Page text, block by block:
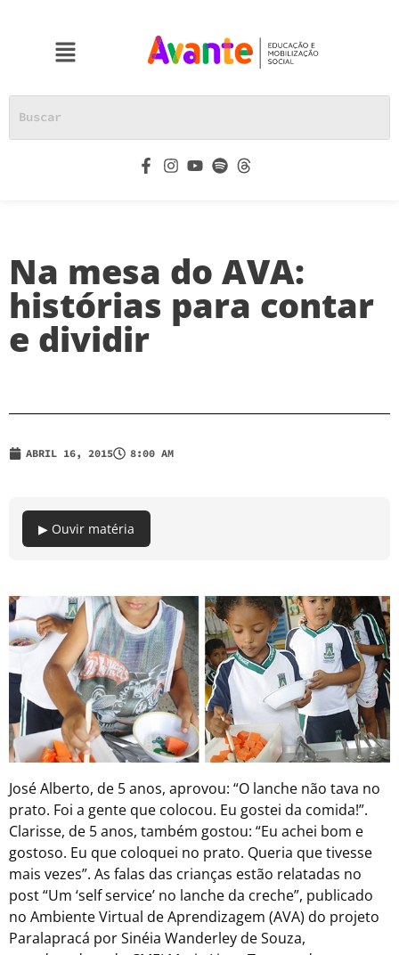
Na mesa do AVA:
histórias para contar
e dividir
ABRIL 16, 2015 8:00 AM
▶ Ouvir matéria
José Alberto, de 5 anos, aprovou: “O lanche não tava no
prato. Foi a gente que colocou. Eu gostei da comida!”.
Clarisse, de 5 anos, também gostou: “Eu achei bom e
gostoso. Eu que coloquei no prato. Queria que tivesse
mais vezes”. As falas das crianças estão relatadas no
post “Um ‘self service’ no lanche da creche”, publicado
no Ambiente Virtual de Aprendizagem (AVA) do projeto
Paralapracá por Sinéia Wanderley de Souza,